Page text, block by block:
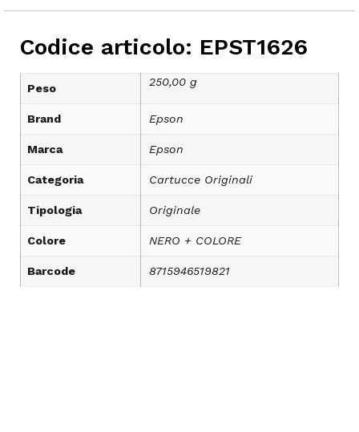
Codice articolo: EPST1626
Peso 250,00 g
Brand Epson
Marca Epson
Categoria Cartucce Originali
Tipologia Originale
Colore NERO + COLORE
Barcode 8715946519821